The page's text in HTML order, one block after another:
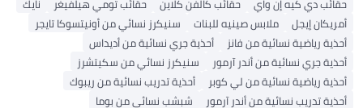
حقائب دي كيه إن واي
حقائب كالفن كلاين حقائب تومي هيلفيغر
نايك
أمريكان إيجل
ملابس صينيه للبنات
سنيكرز نسائي من أونيتسوكا تايجر
أحذية رياضية نسائية من فانز
أحذية جري نسائية من أديداس
أحذية جري نسائية من أندر آرمور
سنيكرز نسائي من سكيتشرز
أحذية رياضية نسائية من لي كوبر
أحذية تدريب نسائية من ريبوك
أحذية تدريب نسائية من أندر آرمور
شبشب نسائي من بوما